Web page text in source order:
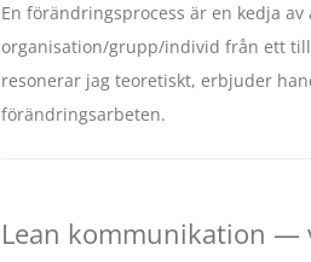
En förändringsprocess är en kedja
organisation/grupp/individ från ett
resonerar jag teoretiskt, erbjuder
förändringsarbeten.
Lean kommunikation —